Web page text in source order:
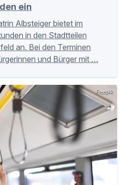
ein
Albsteiger bietet im
in den Stadtteilen
an. Bei den Terminen
und Bürger mit …
Freepik